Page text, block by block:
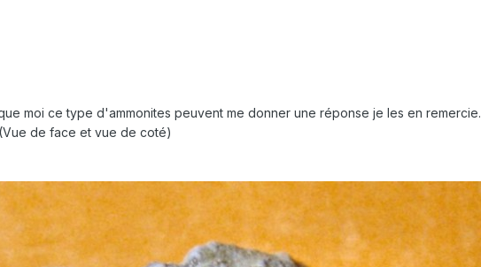
moi ce type d'ammonites peuvent me donner une réponse je les en remercie.
de face et vue de coté)